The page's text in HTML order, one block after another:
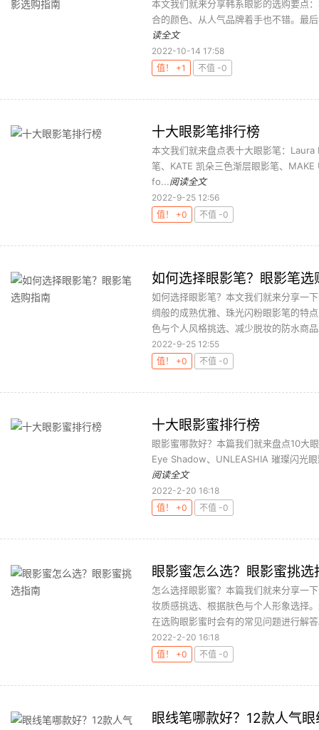
本文我们就来分享韩系眼影的选购要点
合的颜色、从人气品牌着手也不错。最
读全文
2022-10-14 17:58
值！ +1
不值 -0
十大眼影笔排行榜
本文我们就来盘点表十大眼影笔：
笔、KATE 凯朵三色渐层眼影笔、
fo...阅读全文
2022-9-25 12:56
值！ +0
不值 -0
如何选择眼影笔？眼影笔选
如何选择眼影笔？本文我们就来分享一
绸般的成熟优雅、珠光闪粉眼影笔的特
色与个人风格挑选、减少脱妆的防水商
2022-9-25 12:55
值！ +0
不值 -0
十大眼影蜜排行榜
眼影蜜哪款好？本篇我们就来盘点10大
Eye Shadow、UNLEASHIA 璀璨闪光
阅读全文
2022-2-20 16:18
值！ +0
不值 -0
眼影蜜怎么选？眼影蜜挑选
怎么选择眼影蜜？本篇我们就来分享一
妆质感挑选、根据肤色与个人形象选择
在选购眼影蜜时会有的常见问题进行解
2022-2-20 16:18
值！ +0
不值 -0
眼线笔哪款好？12款人气